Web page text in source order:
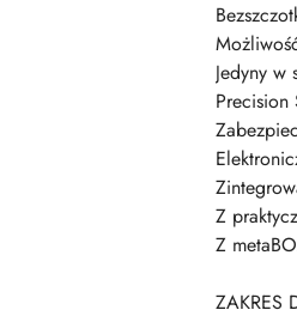
Jedyny
Precision
Z
Z
ZAKRES